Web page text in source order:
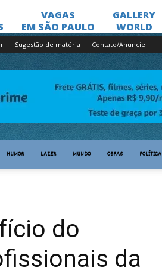
Sugestão de matéria Contato/Anuncie
HUMOR LAZER MUNDO OBRAS POLÍTICA
do
da